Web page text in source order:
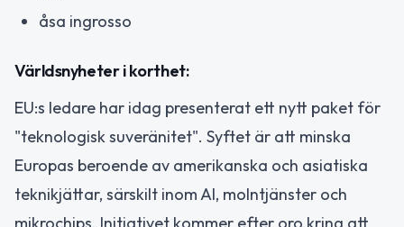
åsa ingrosso
Världsnyheter i korthet:
EU:s ledare har idag presenterat ett nytt paket för
"teknologisk suveränitet". Syftet är att minska
Europas beroende av amerikanska och asiatiska
teknikjättar, särskilt inom AI, molntjänster och
mikrochips. Initiativet kommer efter oro kring att